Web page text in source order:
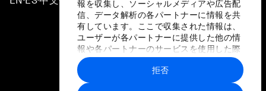
報を収集し、ソーシャルメディアや広告配
信、データ解析の各パートナーに情報を共
有しています。ここで収集された情報は、
ユーザーが各パートナーに提供した他の情
報や各パートナーのサービスを使用した際
に収集された情報と組み合わされ、各パー
トナーによって使用されることがありま
す。
拒否
プライバシーポリシーと利用規約